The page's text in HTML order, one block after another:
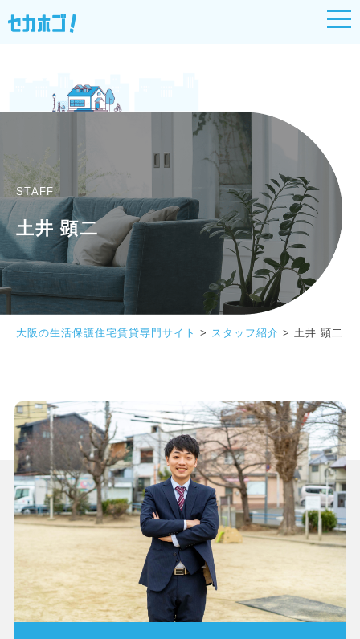
STAFF
土井 顕二
大阪の生活保護住宅賃貸専門サイト > スタッフ紹介 > 土井 顕二